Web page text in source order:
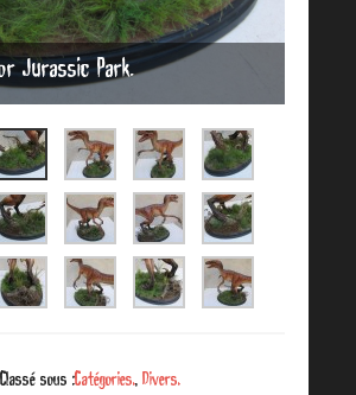
Jurassic Park.
Classé sous :Catégories., Divers.